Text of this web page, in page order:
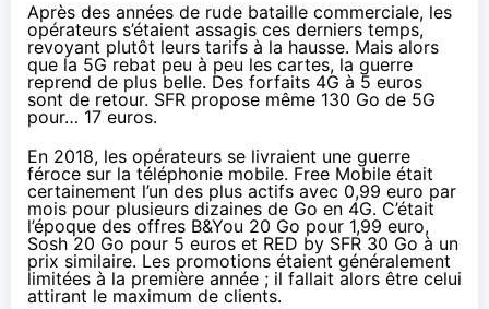
Après des années de rude bataille commerciale, les
opérateurs s’étaient assagis ces derniers temps,
revoyant plutôt leurs tarifs à la hausse. Mais alors
que la 5G rebat peu à peu les cartes, la guerre
reprend de plus belle. Des forfaits 4G à 5 euros
sont de retour. SFR propose même 130 Go de 5G
pour… 17 euros.
En 2018, les opérateurs se livraient une guerre
féroce sur la téléphonie mobile. Free Mobile était
certainement l’un des plus actifs avec 0,99 euro par
mois pour plusieurs dizaines de Go en 4G. C’était
l’époque des offres B&You 20 Go pour 1,99 euro,
Sosh 20 Go pour 5 euros et RED by SFR 30 Go à un
prix similaire. Les promotions étaient généralement
limitées à la première année ; il fallait alors être celui
attirant le maximum de clients.